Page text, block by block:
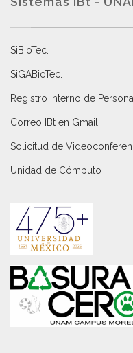
SiBioTec
SiGABioTec.
Registro Interno de
Correo IBt en Gmail
Solicitud de
Unidad de Cómputo